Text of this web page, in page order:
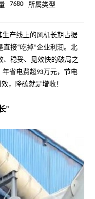
7680 所属类型
生产线上的风机长期占据
直接“吃掉”企业利润。北
、稳妥、见效快的破局之
年省电费超93万元，节电
，降碳就是增收！
”